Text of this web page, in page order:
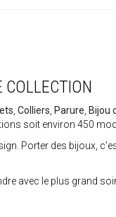
COLLECTION
Colliers Parure Bijou
soit environ 450
Porter des bijoux,
avec le plus grand